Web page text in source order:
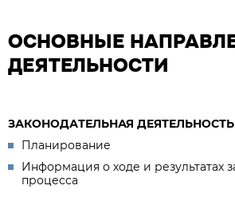
ОСНОВНЫЕ
ДЕЯТЕЛЬНОСТИ
ЗАКОНОДАТЕЛЬНАЯ ДЕЯТЕЛЬНОСТЬ
Планирование
Информация о ходе и результатах
процесса